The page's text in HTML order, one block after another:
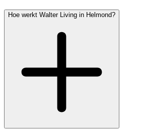
Hoe werkt Walter Living in Helmond?